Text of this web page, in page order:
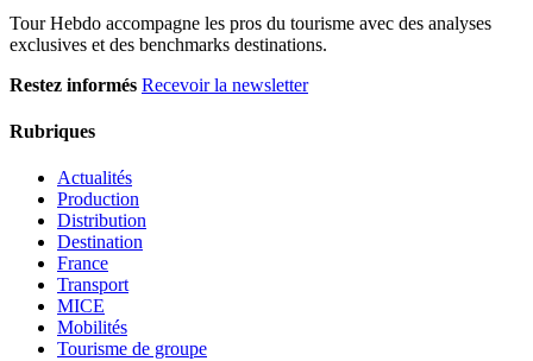
Tour Hebdo accompagne les pros du tourisme avec des analyses
exclusives et des benchmarks destinations.
Restez informés Recevoir la newsletter
Rubriques
Actualités
Production
Distribution
Destination
France
Transport
MICE
Mobilités
Tourisme de groupe